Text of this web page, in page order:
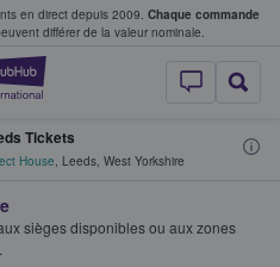
en direct depuis 2009. Chaque commande
différer de la valeur nominale.
StubHub - Où
des billets
Tickets
House, Leeds, West Yorkshire
sièges disponibles ou aux zones